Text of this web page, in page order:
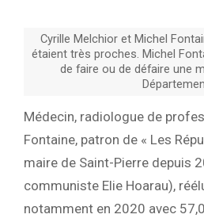
Cyrille Melchior et Michel
étaient très proches. Michel
de faire ou de défaire une
Médecin, radiologue de
Fontaine, patron de « Les
maire de Saint-Pierre depuis
communiste Elie Hoarau),
notamment en 2020 avec